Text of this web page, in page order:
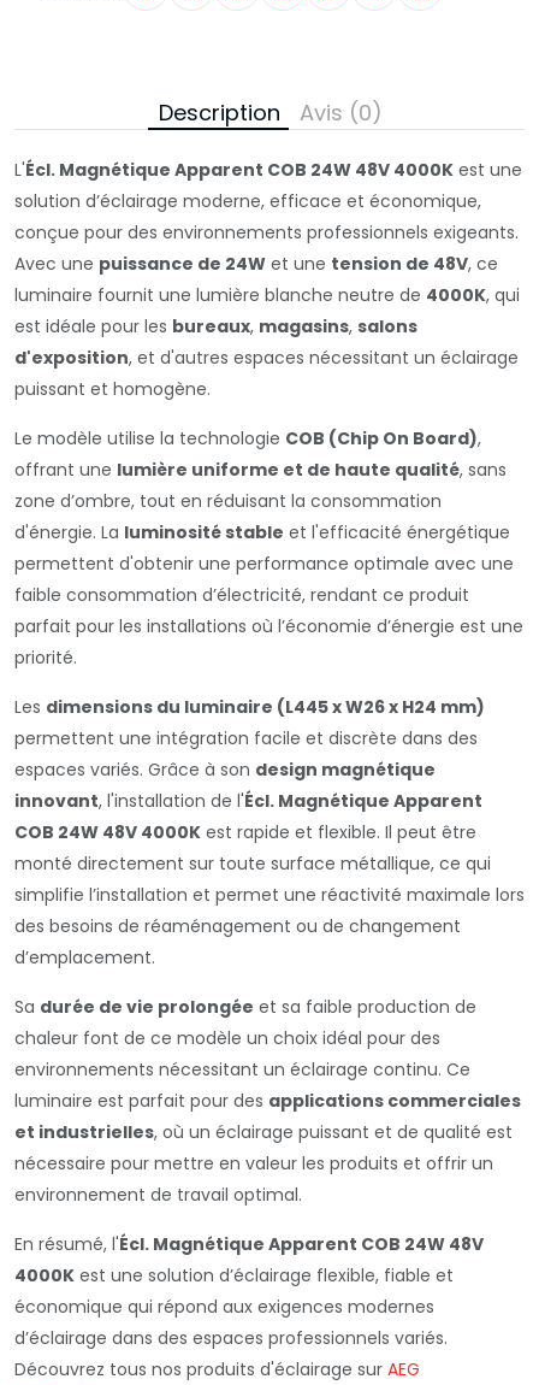
Description Avis (0)
L'Écl. Magnétique Apparent COB 24W 48V 4000K est une
solution d’éclairage moderne, efficace et économique,
conçue pour des environnements professionnels exigeants.
Avec une puissance de 24W et une tension de 48V, ce
luminaire fournit une lumière blanche neutre de 4000K, qui
est idéale pour les bureaux, magasins, salons
d'exposition, et d'autres espaces nécessitant un éclairage
puissant et homogène.
Le modèle utilise la technologie COB (Chip On Board),
offrant une lumière uniforme et de haute qualité, sans
zone d’ombre, tout en réduisant la consommation
d'énergie. La luminosité stable et l'efficacité énergétique
permettent d'obtenir une performance optimale avec une
faible consommation d’électricité, rendant ce produit
parfait pour les installations où l’économie d’énergie est une
priorité.
Les dimensions du luminaire (L445 x W26 x H24 mm)
permettent une intégration facile et discrète dans des
espaces variés. Grâce à son design magnétique
innovant, l'installation de l'Écl. Magnétique Apparent
COB 24W 48V 4000K est rapide et flexible. Il peut être
monté directement sur toute surface métallique, ce qui
simplifie l’installation et permet une réactivité maximale lors
des besoins de réaménagement ou de changement
d’emplacement.
Sa durée de vie prolongée et sa faible production de
chaleur font de ce modèle un choix idéal pour des
environnements nécessitant un éclairage continu. Ce
luminaire est parfait pour des applications commerciales
et industrielles, où un éclairage puissant et de qualité est
nécessaire pour mettre en valeur les produits et offrir un
environnement de travail optimal.
En résumé, l'Écl. Magnétique Apparent COB 24W 48V
4000K est une solution d’éclairage flexible, fiable et
économique qui répond aux exigences modernes
d’éclairage dans des espaces professionnels variés.
Découvrez tous nos produits d'éclairage sur AEG